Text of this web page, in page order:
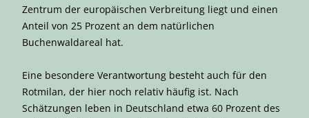
Zentrum der europäischen Verbreitung liegt und einen
Anteil von 25 Prozent an dem natürlichen
Buchenwaldareal hat.
Eine besondere Verantwortung besteht auch für den
Rotmilan, der hier noch relativ häufig ist. Nach
Schätzungen leben in Deutschland etwa 60 Prozent des